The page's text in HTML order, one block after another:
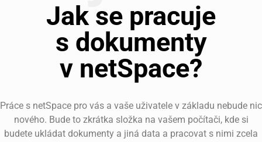
Jak se pracuje
s dokumenty
v netSpace?
Práce s netSpace pro vás a vaše uživatele v základu nebude nic
nového. Bude to zkrátka složka na vašem počítači, kde si
budete ukládat dokumenty a jiná data a pracovat s nimi zcela